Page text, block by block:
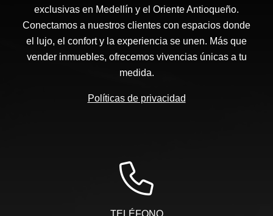
exclusivas en Medellín y el Oriente Antioqueño.
Conectamos a nuestros clientes con espacios donde
el lujo, el confort y la experiencia se unen. Más que
vender inmuebles, ofrecemos vivencias únicas a tu
medida.
Políticas de privacidad
TELÉFONO